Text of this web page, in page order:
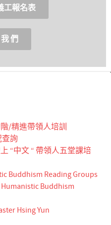
工報名表
們
/精進帶領人培訓
查詢
“中文 “ 帶領人五堂課培
Buddhism Reading Groups
Buddhism
Hsing Yun